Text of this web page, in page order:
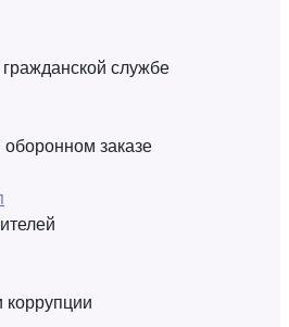
службе
заказе
коррупции